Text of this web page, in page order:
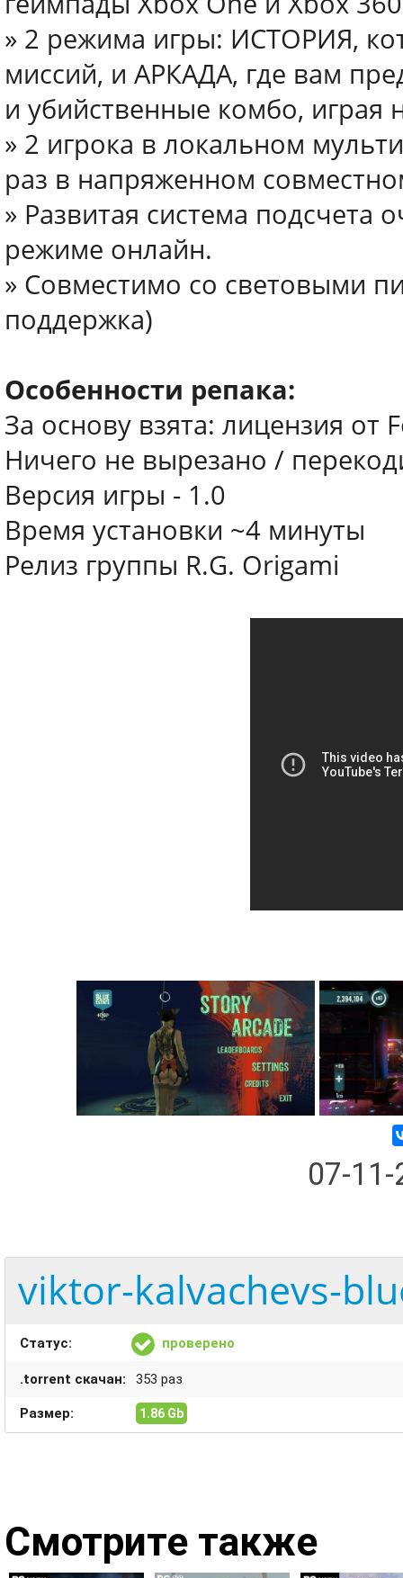
» 2 режима игры: ИСТОРИЯ,
миссий, и АРКАДА, где вам
и убийственные комбо, играя
» 2 игрока в локальном
раз в напряженном
» Развитая система подсчета
режиме онлайн.
» Совместимо со световыми
поддержка)
Особенности репака:
За основу взята: лицензия от
Ничего не вырезано /
Версия игры - 1.0
Время установки ~4 минуты
Релиз группы R.G. Origami
07-
viktor-kalvachevs-
Статус: проверено
.torrent скачан: 353 раз
Размер: 1.86 Gb
Смотрите также